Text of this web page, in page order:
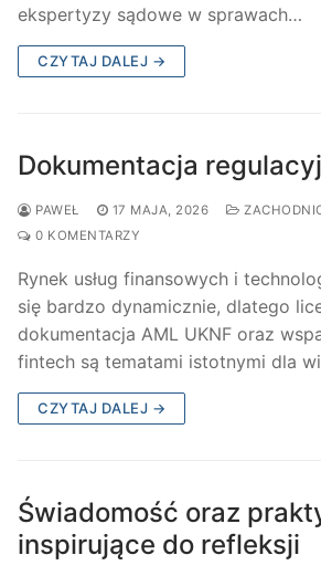
ekspertyzy sądowe w sprawach…
CZYTAJ DALEJ →
Dokumentacja
PAWEŁ 17 MAJA, 2026
0 KOMENTARZY
Rynek usług finansowych i
się bardzo dynamicznie, dlatego
dokumentacja AML UKNF oraz
fintech są tematami istotnymi dla
CZYTAJ DALEJ →
Świadomość oraz
inspirujące do refleksji